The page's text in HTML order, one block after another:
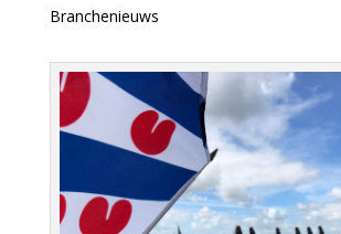
Branchenieuws